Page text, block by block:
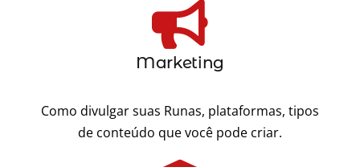
Marketing
Como divulgar suas Runas, plataformas, tipos
de conteúdo que você pode criar.